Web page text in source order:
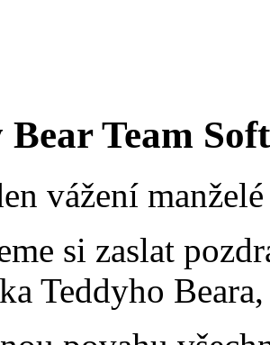
Bear Team Soft
vážení
si zaslat
Teddyho Beara,